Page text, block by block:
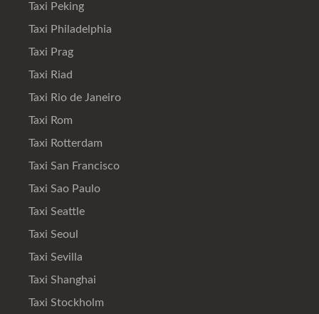
Taxi Peking
Taxi Philadelphia
Taxi Prag
Taxi Riad
Taxi Rio de Janeiro
Taxi Rom
Taxi Rotterdam
Taxi San Francisco
Taxi Sao Paulo
Taxi Seattle
Taxi Seoul
Taxi Sevilla
Taxi Shanghai
Taxi Stockholm